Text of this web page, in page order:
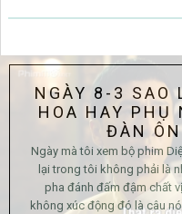
8-3 SAO LẠI
HAY PHỤ NỮ
ĐÀN ÔNG
mà tôi xem bộ phim Diệp Vấn
trong tôi không phải là những
đánh đấm đậm chất vịnh
xúc động đó là câu nói của